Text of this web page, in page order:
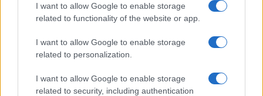
I want to allow Google to enable storage
related to functionality of the website or app.
I want to allow Google to enable storage
related to personalization.
I want to allow Google to enable storage
related to security, including authentication
Paolo Pinna